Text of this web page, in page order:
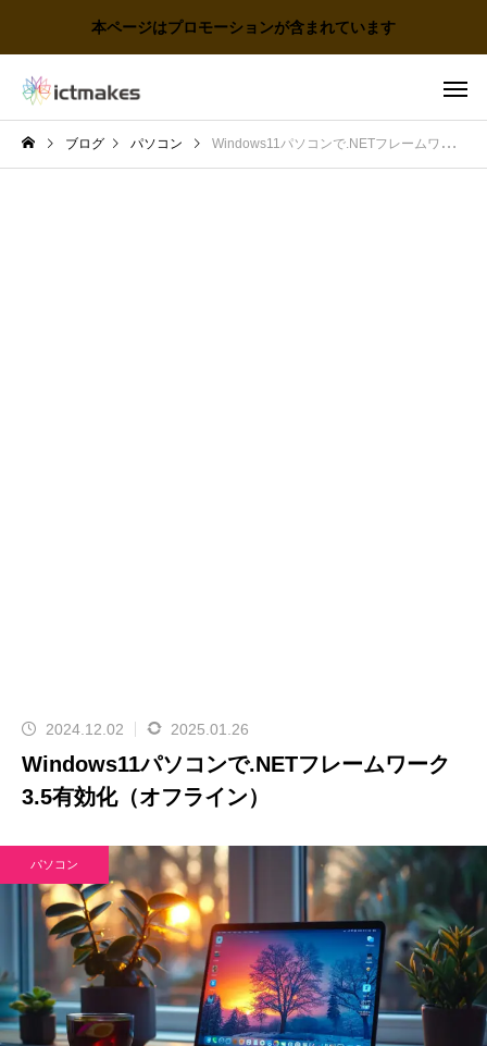
本ページはプロモーションが含まれています
ブログ パソコン Windows11パソコンで.NETフレームワーク3.5有効化（オフライン）
2024.12.02 2025.01.26
Windows11パソコンで.NETフレームワーク
3.5有効化（オフライン）
パソコン